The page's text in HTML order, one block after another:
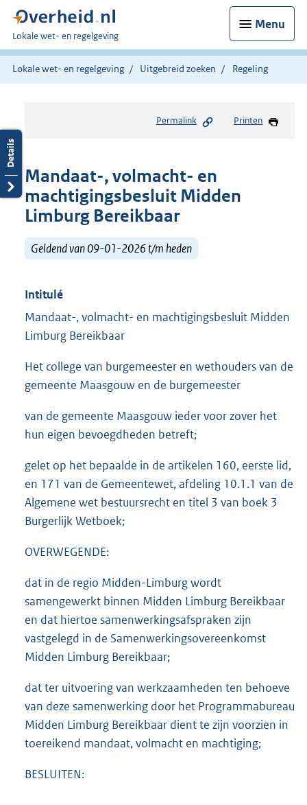
Menu
U
bent
hier:
Lokale wet- en regelgeving
Lokale wet- en regelgeving Uitgebreid zoeken Regeling
Permalink Printen
Mandaat-, volmacht- en
machtigingsbesluit Midden
Limburg Bereikbaar
Geldend van 09-01-2026 t/m heden
Intitulé
Mandaat-, volmacht- en machtigingsbesluit Midden
Limburg Bereikbaar
Het college van burgemeester en wethouders van de
gemeente Maasgouw en de burgemeester
van de gemeente Maasgouw ieder voor zover het
hun eigen bevoegdheden betreft;
gelet op het bepaalde in de artikelen 160, eerste lid,
en 171 van de Gemeentewet, afdeling 10.1.1 van de
Algemene wet bestuursrecht en titel 3 van boek 3
Burgerlijk Wetboek;
OVERWEGENDE:
dat in de regio Midden-Limburg wordt
samengewerkt binnen Midden Limburg Bereikbaar
en dat hiertoe samenwerkingsafspraken zijn
vastgelegd in de Samenwerkingsovereenkomst
Midden Limburg Bereikbaar;
dat ter uitvoering van werkzaamheden ten behoeve
van deze samenwerking door het Programmabureau
Midden Limburg Bereikbaar dient te zijn voorzien in
toereikend mandaat, volmacht en machtiging;
BESLUITEN: